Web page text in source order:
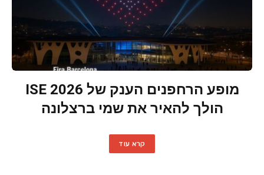
מופע הרחפנים הענק של ISE 2026
הולך להאיר את שמי ברצלונה
קרא עוד